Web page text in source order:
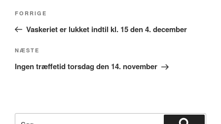
Forrige
indlæg
FORRIGE
Vaskeriet er lukket indtil kl. 15 den 4. december
Næste
indlæg
NÆSTE
Ingen træffetid torsdag den 14. november